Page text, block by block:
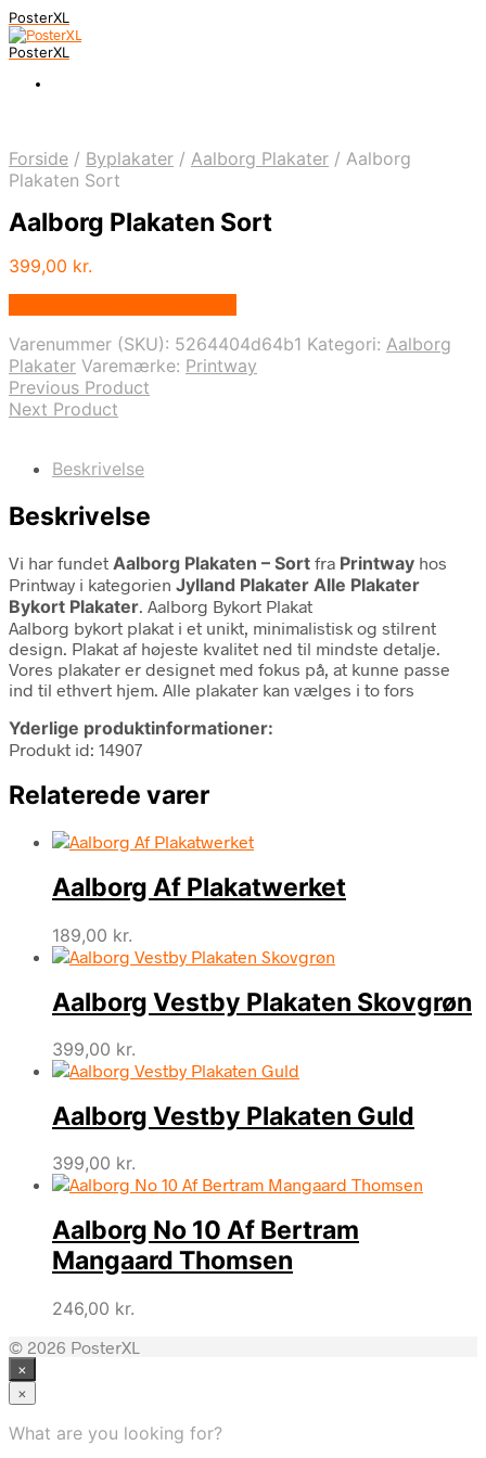
PosterXL
PosterXL
Forside / Byplakater / Aalborg Plakater / Aalborg
Plakaten Sort
Aalborg Plakaten Sort
399,00 kr.
Varenummer (SKU): 5264404d64b1 Kategori: Aalborg
Plakater Varemærke: Printway
Previous Product
Next Product
Beskrivelse
Beskrivelse
Vi har fundet Aalborg Plakaten – Sort fra Printway hos
Printway i kategorien Jylland Plakater Alle Plakater
Bykort Plakater. Aalborg Bykort Plakat
Aalborg bykort plakat i et unikt, minimalistisk og stilrent
design. Plakat af højeste kvalitet ned til mindste detalje.
Vores plakater er designet med fokus på, at kunne passe
ind til ethvert hjem. Alle plakater kan vælges i to fors
Yderlige produktinformationer:
Produkt id: 14907
Relaterede varer
Aalborg Af Plakatwerket
189,00 kr.
Aalborg Vestby Plakaten Skovgrøn
399,00 kr.
Aalborg Vestby Plakaten Guld
399,00 kr.
Aalborg No 10 Af Bertram
Mangaard Thomsen
246,00 kr.
© 2026 PosterXL
×
×
What are you looking for?